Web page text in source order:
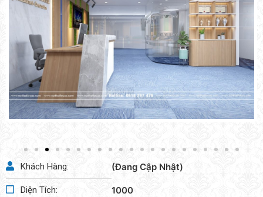
Khách Hàng:
Diện Tích:
(Đang Cập Nhật)
1000